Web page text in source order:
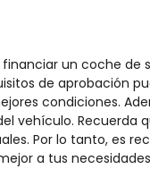
un coche de
de aprobación
condiciones.
vehículo. Recuerda
Por lo tanto, es
a tus